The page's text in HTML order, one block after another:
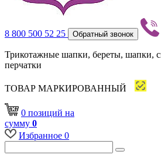
8 800 500 52 25 Обратный звонок
Трикотажные шапки, береты, шапки,
перчатки
ТОВАР МАРКИРОВАННЫЙ
0 позиций на
сумму 0
Избранное 0